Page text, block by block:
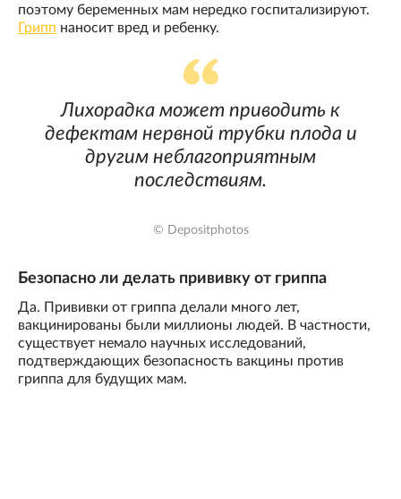
поэтому беременных мам нередко госпитализируют.
Грипп наносит вред и ребенку.
Лихорадка может приводить к
дефектам нервной трубки плода и
другим неблагоприятным
последствиям.
© Depositphotos
Безопасно ли делать прививку от гриппа
Да. Прививки от гриппа делали много лет,
вакцинированы были миллионы людей. В частности,
существует немало научных исследований,
подтверждающих безопасность вакцины против
гриппа для будущих мам.